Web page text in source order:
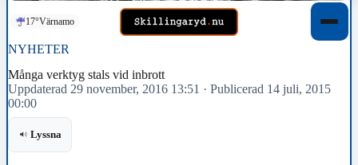
17°Värnamo
NYHETER
Många verktyg stals vid inbrott
Uppdaterad 29 november, 2016 13:51 · Publicerad 14 juli, 2015
00:00
Lyssna